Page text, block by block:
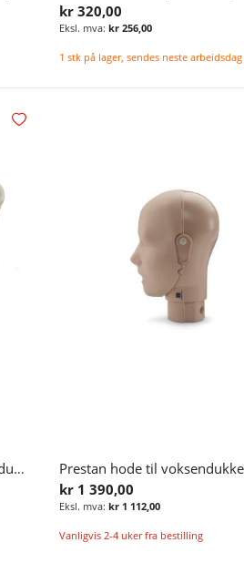
Legg i handlekurv
kr 320,00
kr 256,00
1 stk på lager, sendes neste arbeidsdag
Prestan brystplate til førstehjelpsdukke voksen (reservedel)
Legg i handlekurv
Legg i ønskelisten
kr 1 390,00
kr 1 112,00
Vanligvis 2-4 uker fra bestilling